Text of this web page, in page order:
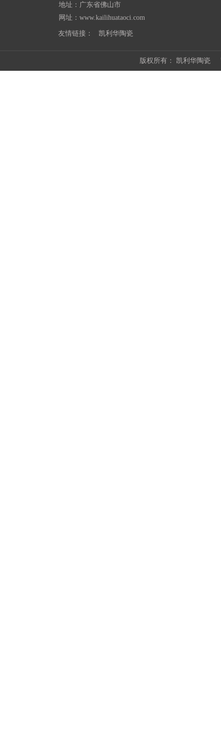
地址：广东省佛山市
网址： www.kailihuataoci.com
友情链接： 凯利华陶瓷
版权所有： 凯利华陶瓷